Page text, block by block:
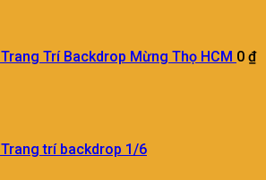
Trang Trí Backdrop Mừng Thọ HCM 0 ₫
Trang trí backdrop 1/6